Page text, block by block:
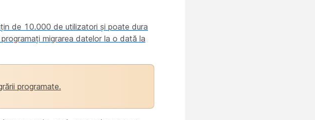
de 10.000 de utilizatori și poate dura
migrarea datelor la o dată la
programate.